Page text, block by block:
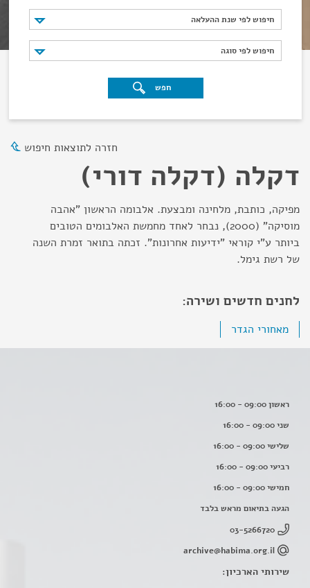
חיפוש לפי שנת ההעלאה
חיפוש לפי שנת ההעלאה
חיפוש לפי סוגה
חיפוש לפי סוגה
חפש
חזרה לתוצאות חיפוש
דקלה (דקלה דורי)
מפיקה, כותבת, מלחינה ומבצעת. אלבומה הראשון "אהבה
מוסיקה" (2000), נבחר לאחד מחמשת האלבומים הטובים
ביותר ע"י קוראי "ידיעות אחרונות". זכתה בתואר זמרת השנה
של רשת גימל.
לחנים חדשים ושירה:
מאחורי הגדר
ראשון 09:00 - 16:00
שני 09:00 - 16:00
שלישי 09:00 - 16:00
רביעי 09:00 - 16:00
חמישי 09:00 - 16:00
הגעה בתיאום מראש בלבד
03-5266720
archive@habima.org.il
שירותי הארכיון: